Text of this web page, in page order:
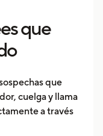
que
que
cuelga y llama
a través